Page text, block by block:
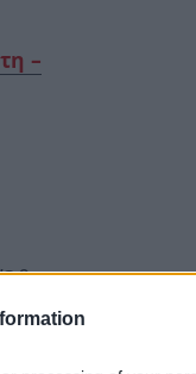
–
Όθωνος